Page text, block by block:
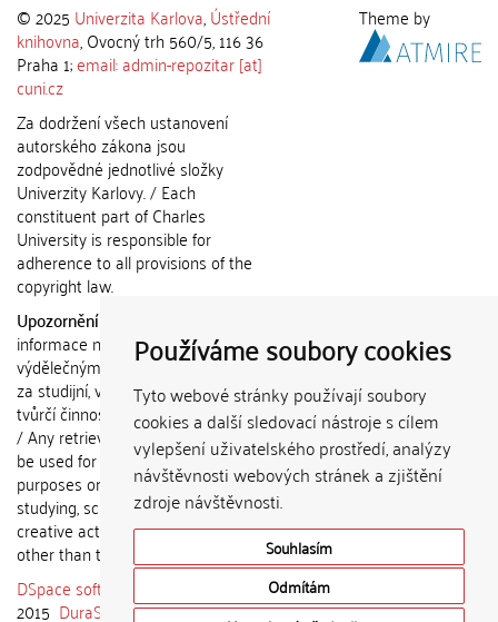
Používáme soubory cookies
Tyto webové stránky používají soubory
cookies a další sledovací nástroje s cílem
vylepšení uživatelského prostředí, analýzy
návštěvnosti webových stránek a zjištění
zdroje návštěvnosti.
Souhlasím
Odmítám
© 2025 Univerzita Karlova,Ústřední
knihovna, Ovocný trh 560/5, 116 36
Praha 1;email: admin-repozitar [at]
cuni.cz
Za dodržení všech ustanovení
autorského zákona jsou
zodpovědné jednotlivé složky
Univerzity Karlovy. / Each
constituent part of Charles
University is responsible for
adherence to all provisions of the
copyright law.
Upozornění / Notice:
informace nemohou být použity k
výdělečným účelům nebo vydávány
za studijní, vědeckou nebo jinou
tvůrčí činnost jiné osoby než autora.
/ Any retrieved information shall not
be used for any commercial
purposes or claimed as results of
studying, scientific or any other
creative activities of any person
other than the author.
DSpace software
copyright © 2002-
2015 DuraSpace
Theme by